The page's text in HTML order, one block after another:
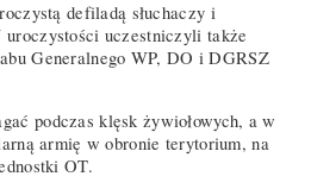
defiladą słuchaczy i
uczestniczyli także
Generalnego WP, DO i DGRSZ
podczas klęsk żywiołowych, a w
armię w obronie terytorium, na
OT.